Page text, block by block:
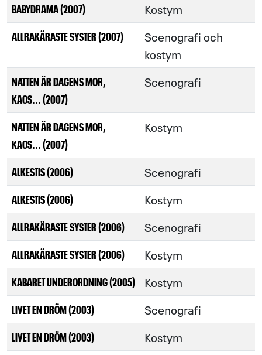
BABYDRAMA (2007) Kostym
ALLRAKÄRASTE SYSTER (2007)
Scenografi och
kostym
NATTEN ÄR DAGENS MOR,
KAOS... (2007)
Scenografi
NATTEN ÄR DAGENS MOR,
KAOS... (2007)
Kostym
ALKESTIS (2006) Scenografi
ALKESTIS (2006) Kostym
ALLRAKÄRASTE SYSTER (2006) Scenografi
ALLRAKÄRASTE SYSTER (2006) Kostym
KABARET UNDERORDNING (2005) Kostym
LIVET EN DRÖM (2003) Scenografi
LIVET EN DRÖM (2003) Kostym